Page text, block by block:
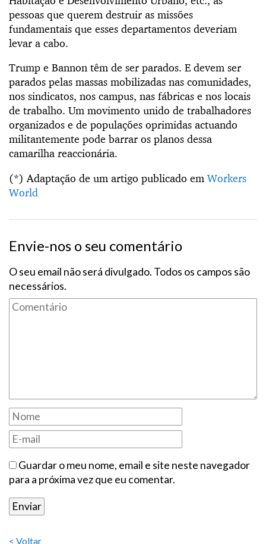
pessoas que querem destruir as missões
fundamentais que esses departamentos deveriam
levar a cabo.
Trump e Bannon têm de ser parados. E devem ser
parados pelas massas mobilizadas nas comunidades,
nos sindicatos, nos campus, nas fábricas e nos locais
de trabalho. Um movimento unido de trabalhadores
organizados e de populações oprimidas actuando
militantemente pode barrar os planos dessa
camarilha reaccionária.
(*) Adaptação de um artigo publicado em Workers
World
Envie-nos o seu comentário
O seu email não será divulgado. Todos os campos são
necessários.
Guardar o meu nome, email e site neste navegador
para a próxima vez que eu comentar.
< Voltar